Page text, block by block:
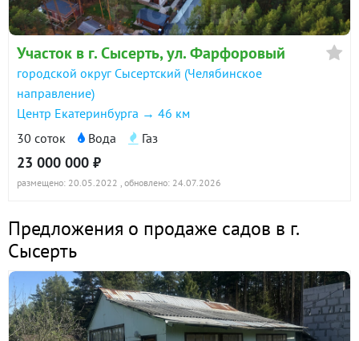
Участок в г. Сысерть, ул. Фарфоровый
городской округ Сысертский (Челябинское
направление)
Центр Екатеринбурга → 46 км
30 соток
Вода Газ
23 000 000 ₽
размещено: 20.05.2022 , обновлено: 24.07.2026
Предложения о продаже садов в г.
Сысерть